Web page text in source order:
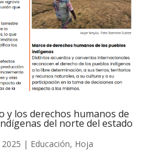
y los derechos humanos de
del norte del estado
2025 | Educación, Hoja